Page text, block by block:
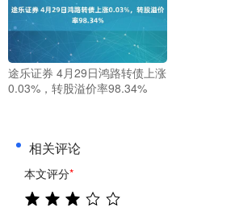
途乐证券 4月29日鸿路转债上涨
0.03%，转股溢价率98.34%
相关评论
本文评分*